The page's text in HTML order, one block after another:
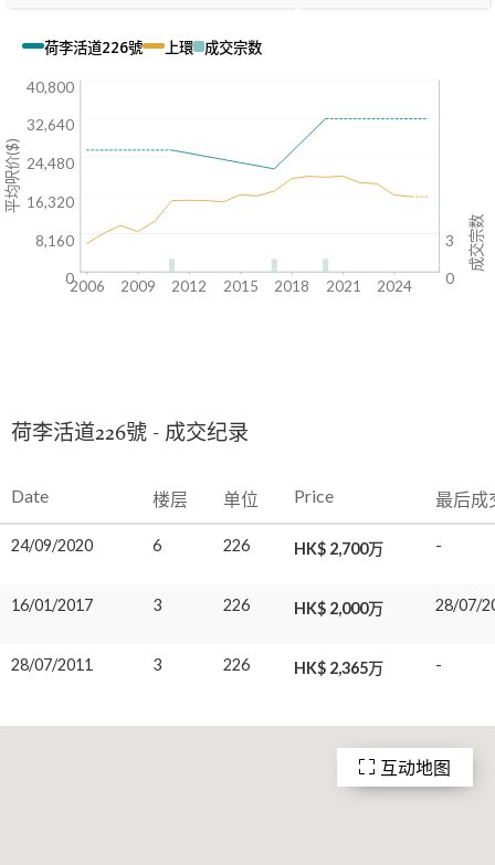
互动地图
荷李活道226號 上環 成交宗数
3
0
2006 2009 2012 2015 2018 2021 2024
成交宗数
40,800
32,640
24,480
16,320
8,160
0
平均呎价($)
荷李活道226號 - 成交纪录
Date 楼层 单位 Price 最后成
24/09/2020 6 226 HK$ 2,700万 -
16/01/2017 3 226 HK$ 2,000万 28/07/
28/07/2011 3 226 HK$ 2,365万 -